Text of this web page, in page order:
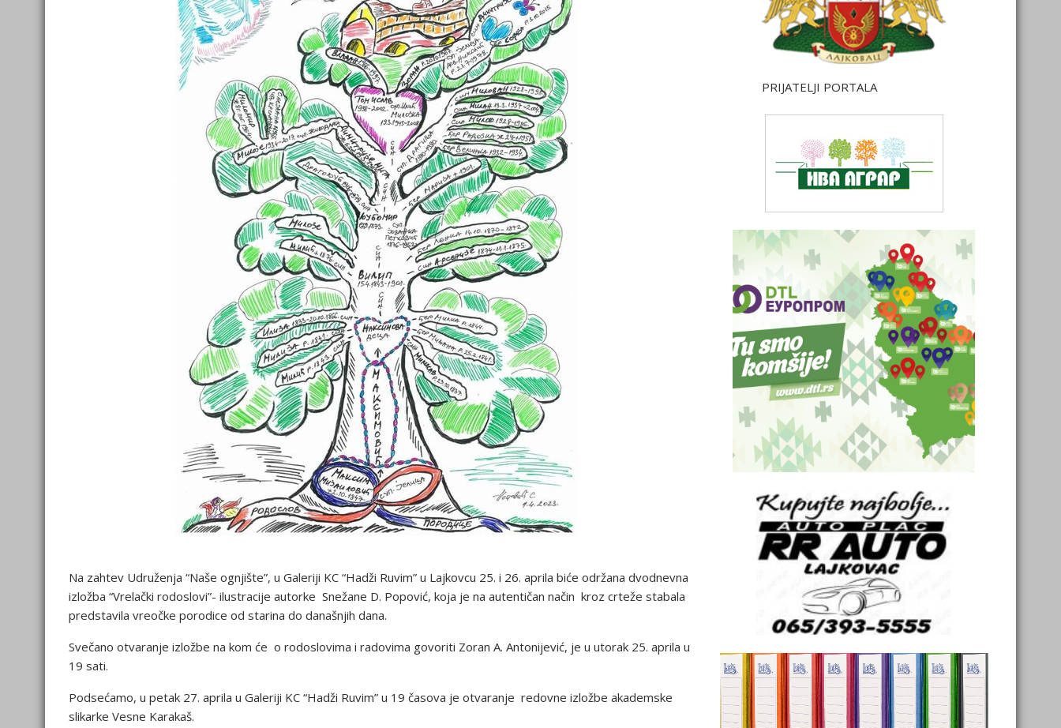
Na zahtev Udruženja “Naše ognjište”, u Galeriji KC “Hadži Ruvim” u Lajkovcu 25. i 26. aprila biće održana dvodnevna
izložba “Vrelački rodoslovi”- ilustracije autorke Snežane D. Popović, koja je na autentičan način kroz crteže stabala
predstavila vreočke porodice od starina do današnjih dana.
Svečano otvaranje izložbe na kom će o rodoslovima i radovima govoriti Zoran A. Antonijević, je u utorak 25. aprila u
19 sati.
Podsećamo, u petak 27. aprila u Galeriji KC “Hadži Ruvim” u 19 časova je otvaranje redovne izložbe akademske
slikarke Vesne Karakaš.
PRIJATELJI PORTALA